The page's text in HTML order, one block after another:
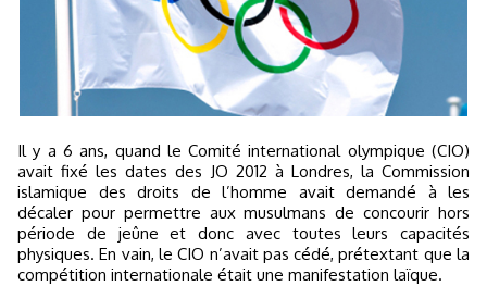
Il y a 6 ans, quand le Comité international olympique (CIO)
avait fixé les dates des JO 2012 à Londres, la Commission
islamique des droits de l’homme avait demandé à les
décaler pour permettre aux musulmans de concourir hors
période de jeûne et donc avec toutes leurs capacités
physiques. En vain, le CIO n’avait pas cédé, prétextant que la
compétition internationale était une manifestation laïque.